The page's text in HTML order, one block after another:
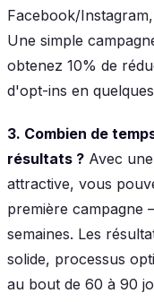
Facebook/
Une simple
obtenez 10% de
d'opt-ins en
3. Combien de
résultats ? Avec
attractive, vous
première campagne
semaines. Les
solide, processus
au bout de 60 à 90